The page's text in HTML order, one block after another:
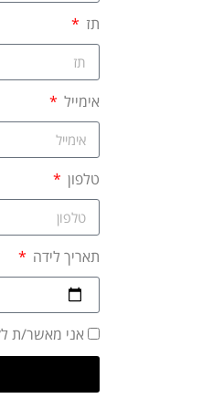
תז
אימייל
טלפון
תאריך לידה
אני מאשר/ת